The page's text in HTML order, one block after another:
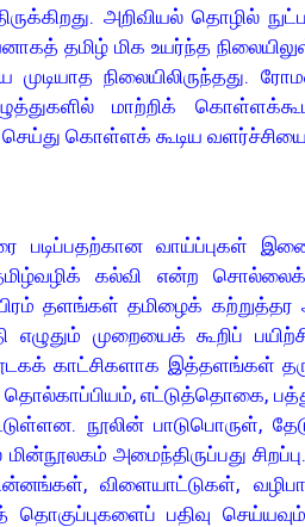
அறிவியல் தொழில்
தமிழ் மிக உயர்ந்த
நிலையிலிருந்தது.
மாற்றிக்
கொள்ளக் கூடிய வளர்ச்சியை
வாய்ப்புகள்
கல்வி என்ற
தளங்கள் தமிழைக் கற்றுத்தர
எழுதும் முறையைக் கூறிப்
காட்சிகளாக இத்தளங்கள்
எட்டுத்தொகை,
நூலின் பாடுபொருள்,
அமைந்திருப்பது
விளையாட்டுகள்,
தொகுப்புகளைப் பதிவு